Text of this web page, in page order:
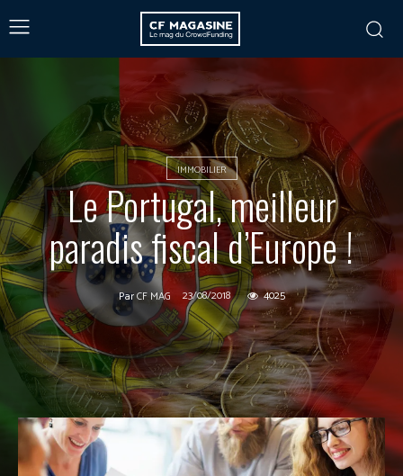
IMMOBILIER
Le Portugal, meilleur
paradis fiscal d’Europe !
ParCF MAG 23/08/2018 4025